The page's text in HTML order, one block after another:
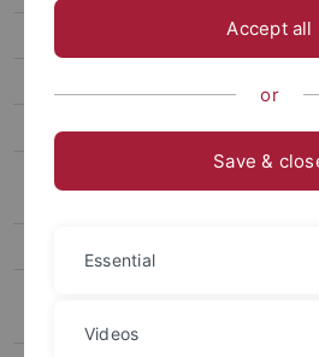
Der Tempel von Esna
Mehrdimensionale Philologie im
Accept all
or
Save &
Essential
Videos